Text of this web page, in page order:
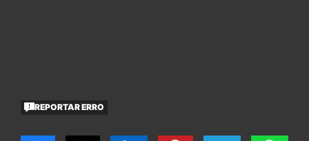
REPORTAR ERRO